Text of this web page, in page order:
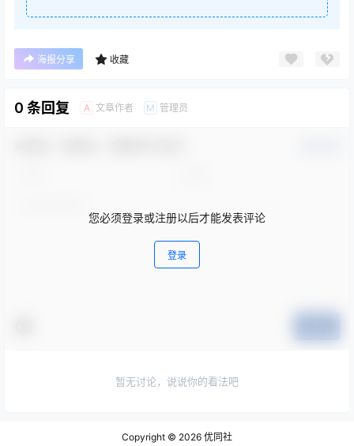
海报分享 收藏
0 条回复 A 文章作者 M 管理员
您必须登录或注册以后才能发表评论
登录
暂无讨论，说说你的看法吧
Copyright © 2026 优同社